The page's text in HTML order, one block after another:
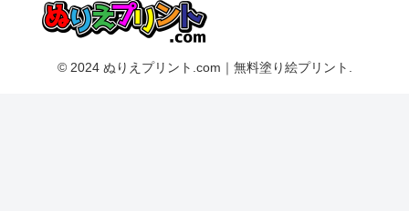
© 2024 ぬりえプリント.com｜無料塗り絵プリント.